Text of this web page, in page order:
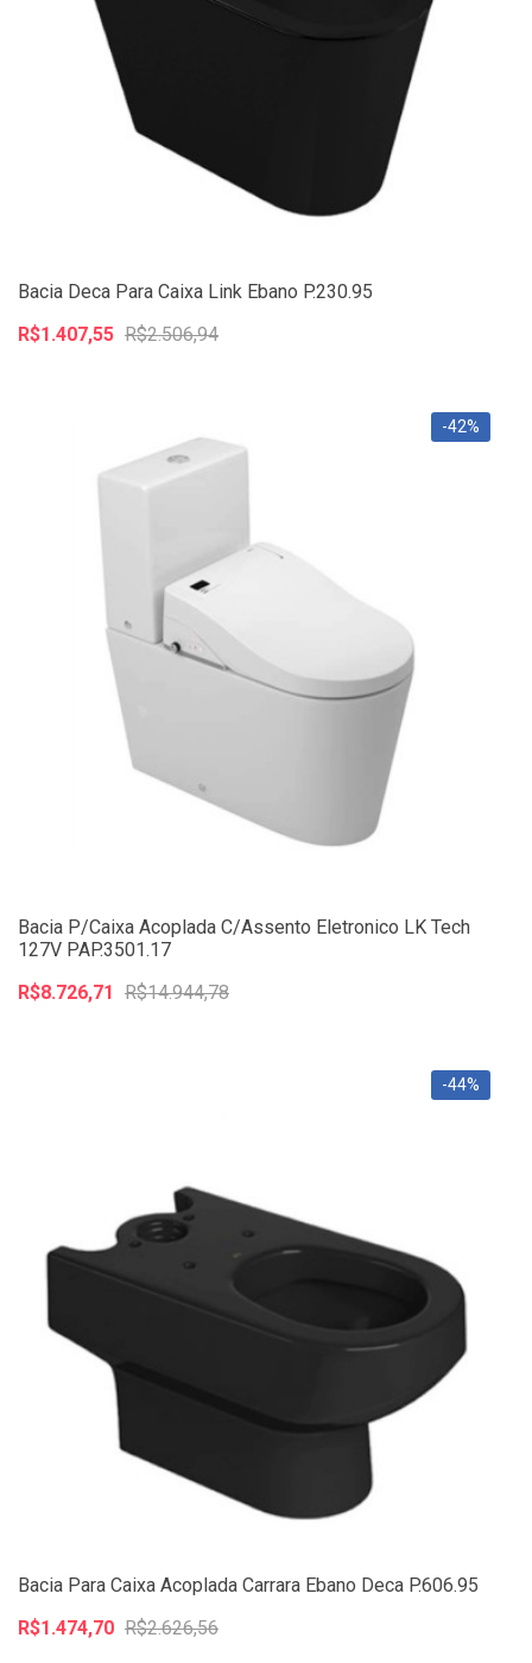
Bacia Deca Para Caixa Link Ebano P.230.95
R$1.407,55 R$2.506,94
-42%
Bacia P/Caixa Acoplada C/Assento Eletronico LK Tech
127V PAP.3501.17
R$8.726,71 R$14.944,78
-44%
Bacia Para Caixa Acoplada Carrara Ebano Deca P.606.95
R$1.474,70 R$2.626,56